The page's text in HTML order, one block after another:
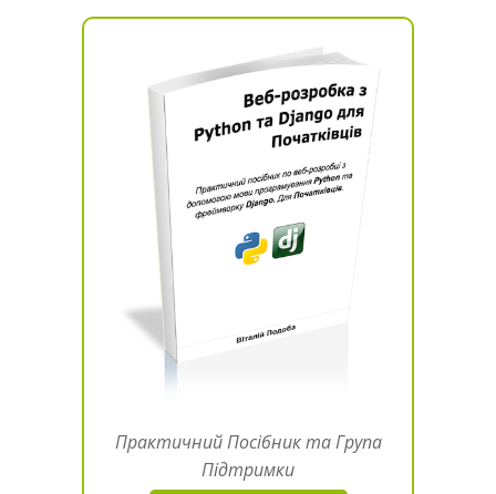
Практичний Посібник та Група
Підтримки